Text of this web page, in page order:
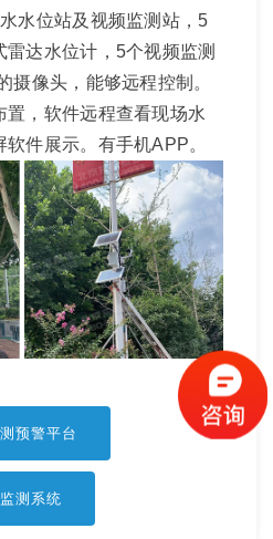
水位站及视频监测站，5
达水位计，5个视频监测
摄像头，能够远程控制。
，软件远程查看现场水
件展示。有手机APP。
预警平台
测系统